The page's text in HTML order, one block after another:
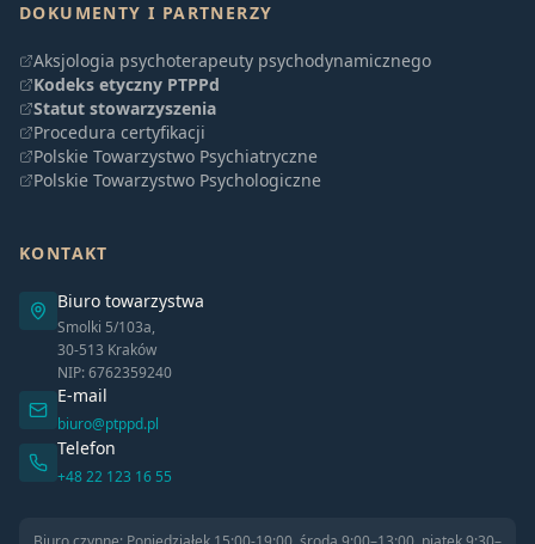
DOKUMENTY I PARTNERZY
Aksjologia psychoterapeuty psychodynamicznego
Kodeks etyczny PTPPd
Statut stowarzyszenia
Procedura certyfikacji
Polskie Towarzystwo Psychiatryczne
Polskie Towarzystwo Psychologiczne
KONTAKT
Biuro towarzystwa
Smolki 5/103a,
30-513 Kraków
NIP: 6762359240
E-mail
biuro@ptppd.pl
Telefon
+48 22 123 16 55